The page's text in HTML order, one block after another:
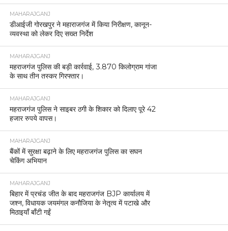
MAHARAJGANJ
डीआईजी गोरखपुर ने महाराजगंज में किया निरीक्षण, कानून-
व्यवस्था को लेकर दिए सख्त निर्देश
MAHARAJGANJ
महराजगंज पुलिस की बड़ी कार्रवाई, 3.870 किलोग्राम गांजा
के साथ तीन तस्कर गिरफ्तार।
MAHARAJGANJ
महराजगंज पुलिस ने साइबर ठगी के शिकार को दिलाए पूरे 42
हजार रुपये वापस।
MAHARAJGANJ
बैंकों में सुरक्षा बढ़ाने के लिए महराजगंज पुलिस का सघन
चेकिंग अभियान
MAHARAJGANJ
बिहार में प्रचंड जीत के बाद महराजगंज BJP कार्यालय में
जश्न, विधायक जयमंगल कनौजिया के नेतृत्व में पटाखे और
मिठाइयाँ बाँटी गईं